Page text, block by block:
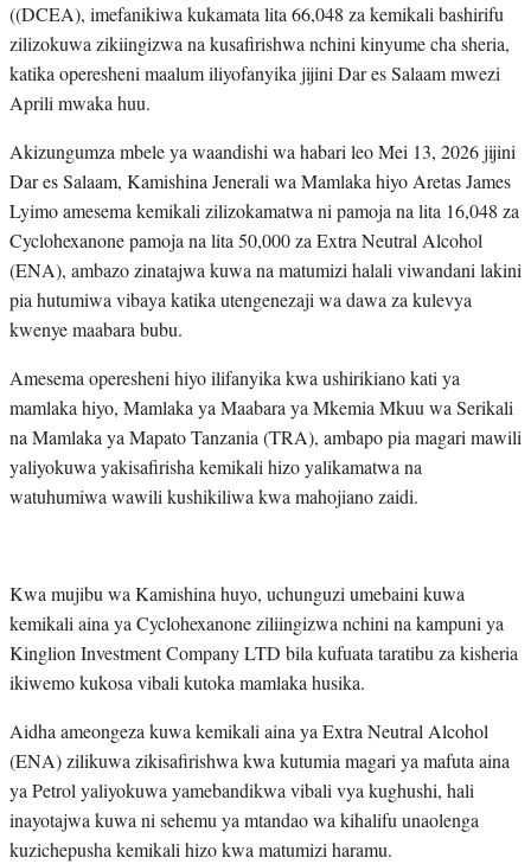
((DCEA), imefanikiwa kukamata lita 66,048 za kemikali bashirifu
zilizokuwa zikiingizwa na kusafirishwa nchini kinyume cha sheria,
katika operesheni maalum iliyofanyika jijini Dar es Salaam mwezi
Aprili mwaka huu.
Akizungumza mbele ya waandishi wa habari leo Mei 13, 2026 jijini
Dar es Salaam, Kamishina Jenerali wa Mamlaka hiyo Aretas James
Lyimo amesema kemikali zilizokamatwa ni pamoja na lita 16,048 za
Cyclohexanone pamoja na lita 50,000 za Extra Neutral Alcohol
(ENA), ambazo zinatajwa kuwa na matumizi halali viwandani lakini
pia hutumiwa vibaya katika utengenezaji wa dawa za kulevya
kwenye maabara bubu.
Amesema operesheni hiyo ilifanyika kwa ushirikiano kati ya
mamlaka hiyo, Mamlaka ya Maabara ya Mkemia Mkuu wa Serikali
na Mamlaka ya Mapato Tanzania (TRA), ambapo pia magari mawili
yaliyokuwa yakisafirisha kemikali hizo yalikamatwa na
watuhumiwa wawili kushikiliwa kwa mahojiano zaidi.
Kwa mujibu wa Kamishina huyo, uchunguzi umebaini kuwa
kemikali aina ya Cyclohexanone ziliingizwa nchini na kampuni ya
Kinglion Investment Company LTD bila kufuata taratibu za kisheria
ikiwemo kukosa vibali kutoka mamlaka husika.
Aidha ameongeza kuwa kemikali aina ya Extra Neutral Alcohol
(ENA) zilikuwa zikisafirishwa kwa kutumia magari ya mafuta aina
ya Petrol yaliyokuwa yamebandikwa vibali vya kughushi, hali
inayotajwa kuwa ni sehemu ya mtandao wa kihalifu unaolenga
kuzichepusha kemikali hizo kwa matumizi haramu.